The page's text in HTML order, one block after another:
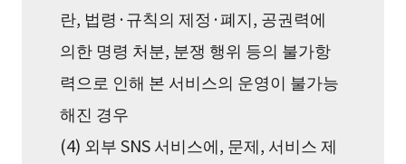
란, 법령·규칙의 제정·폐지, 공권력에
의한 명령 처분, 분쟁 행위 등의 불가항
력으로 인해 본 서비스의 운영이 불가능
해진 경우
(4) 외부 SNS 서비스에, 문제, 서비스 제